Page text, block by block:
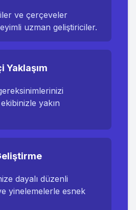
ve çerçeveler
uzman geliştiriciler.
Yaklaşım
yakın
dayalı düzenli
yinelemelerle esnek